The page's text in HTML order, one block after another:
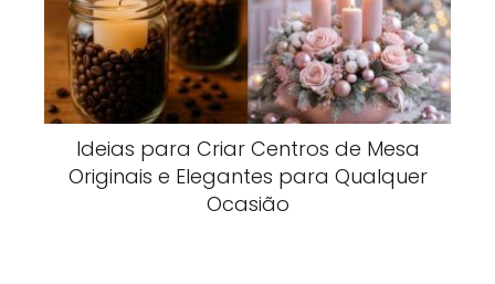
Ideias para Criar Centros de Mesa
Originais e Elegantes para Qualquer
Ocasião